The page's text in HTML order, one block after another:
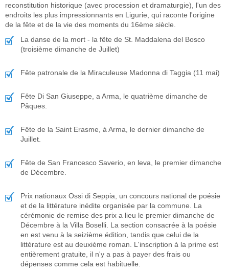
reconstitution historique (avec procession et dramaturgie), l'un des
endroits les plus impressionnants en Ligurie, qui raconte l'origine
de la fête et de la vie des moments du 16ème siècle.
La danse de la mort - la fête de St. Maddalena del Bosco
(troisième dimanche de Juillet)
Fête patronale de la Miraculeuse Madonna di Taggia (11 mai)
Fête Di San Giuseppe, a Arma, le quatrième dimanche de
Pâques.
Fête de la Saint Erasme, à Arma, le dernier dimanche de
Juillet.
Fête de San Francesco Saverio, en leva, le premier dimanche
de Décembre.
Prix nationaux Ossi di Seppia, un concours national de poésie
et de la littérature inédite organisée par la commune. La
cérémonie de remise des prix a lieu le premier dimanche de
Décembre à la Villa Boselli. La section consacrée à la poésie
en est venu à la seizième édition, tandis que celui de la
littérature est au deuxième roman. L'inscription à la prime est
entièrement gratuite, il n'y a pas à payer des frais ou
dépenses comme cela est habituelle.